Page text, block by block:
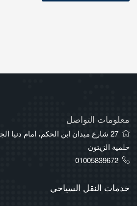
معلومات التواصل
27 شارع ميدان ابن الحكم، امام دنيا
حلمية الزيتون
01005839672
خدمات النقل السياحي